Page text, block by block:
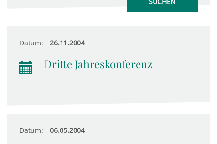
Datum: 26.11.2004
Dritte Jahreskonferenz
Datum: 06.05.2004